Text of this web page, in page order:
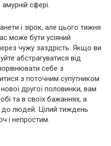
сфері.
і зірок, але цього тижня
може бути усіяний
чужу заздрість. Якщо ви
абстрагуватися від
себе з
з поточним супутником
другої половинки, вам
та в своїх бажаннях, а
до людей. Цілий тиждень
і непростим.